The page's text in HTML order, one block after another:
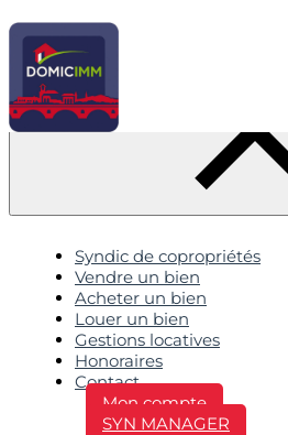
Syndic de copropriétés
Vendre un bien
Acheter un bien
Louer un bien
Gestions locatives
Honoraires
Contact
Mon compte
SYN MANAGER